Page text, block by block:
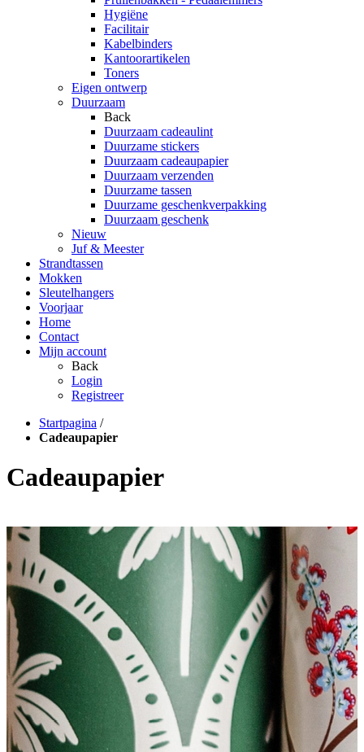
Hygiëne
Facilitair
Kabelbinders
Kantoorartikelen
Toners
Eigen ontwerp
Duurzaam
Back
Duurzaam cadeaulint
Duurzame stickers
Duurzaam cadeaupapier
Duurzaam verzenden
Duurzame tassen
Duurzame geschenkverpakking
Duurzaam geschenk
Nieuw
Juf & Meester
Strandtassen
Mokken
Sleutelhangers
Voorjaar
Home
Contact
Mijn account
Back
Login
Registreer
Startpagina /
Cadeaupapier
Cadeaupapier